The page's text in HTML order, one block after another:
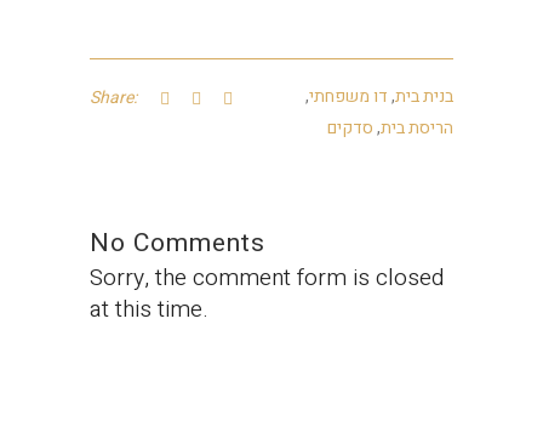
בנית בית,דו משפחתי,
הריסת בית,סדקים
Share:
No Comments
Sorry, the comment form is closed
at this time.